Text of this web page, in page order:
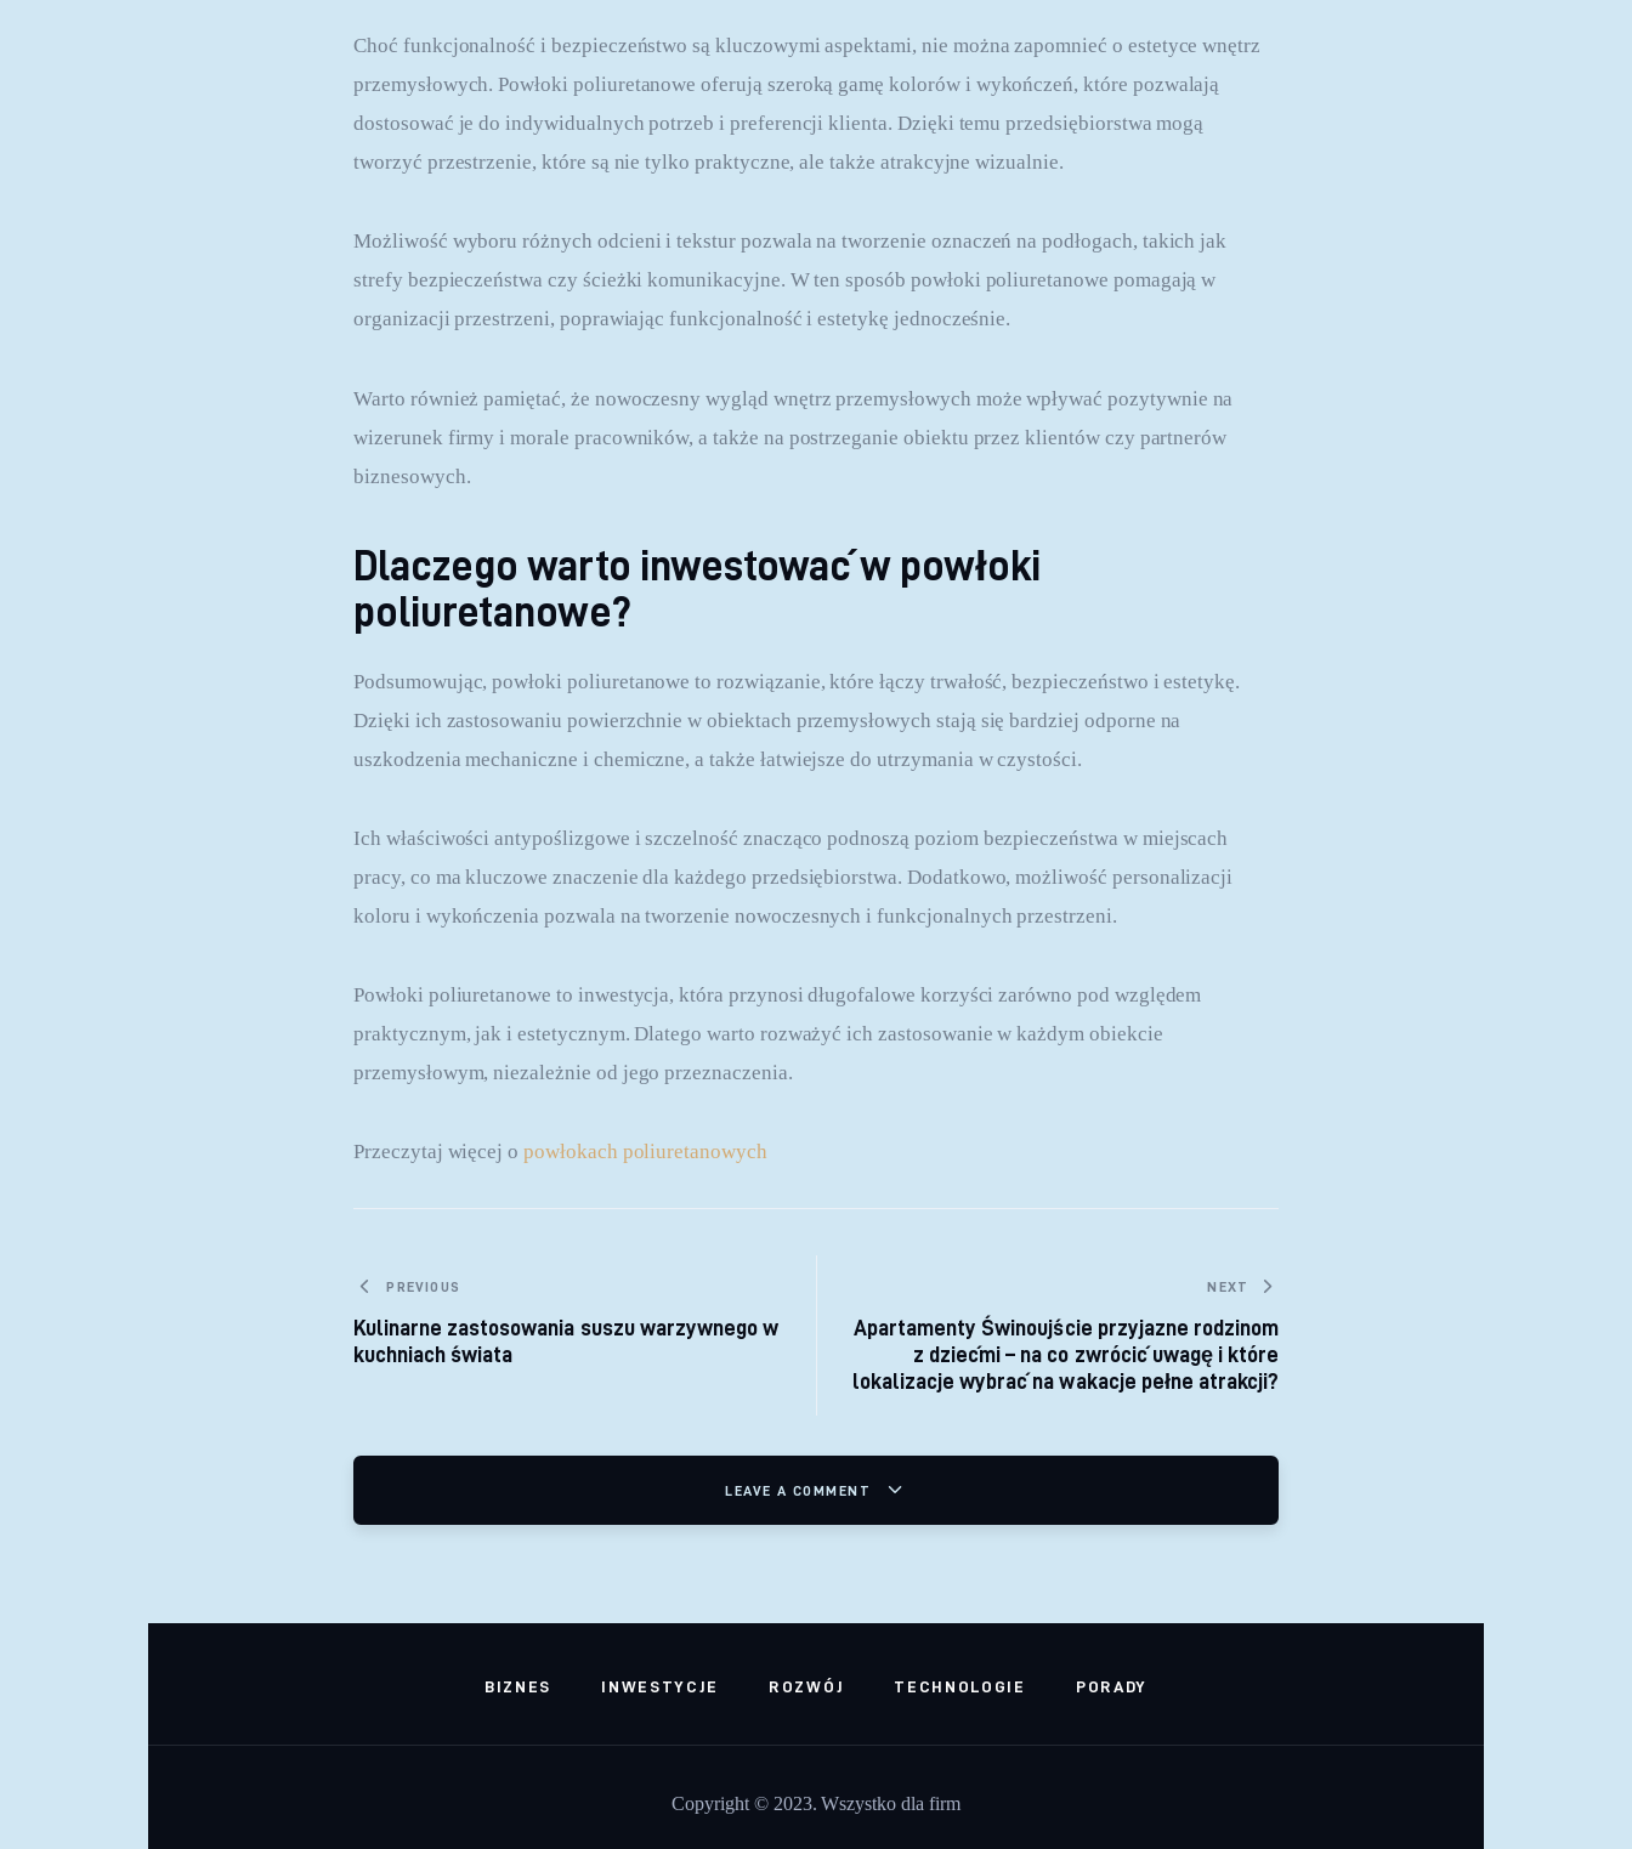
Choć funkcjonalność i bezpieczeństwo są kluczowymi aspektami, nie można zapomnieć o estetyce wnętrz
przemysłowych. Powłoki poliuretanowe oferują szeroką gamę kolorów i wykończeń, które pozwalają
dostosować je do indywidualnych potrzeb i preferencji klienta. Dzięki temu przedsiębiorstwa mogą
tworzyć przestrzenie, które są nie tylko praktyczne, ale także atrakcyjne wizualnie.
Możliwość wyboru różnych odcieni i tekstur pozwala na tworzenie oznaczeń na podłogach, takich jak
strefy bezpieczeństwa czy ścieżki komunikacyjne. W ten sposób powłoki poliuretanowe pomagają w
organizacji przestrzeni, poprawiając funkcjonalność i estetykę jednocześnie.
Warto również pamiętać, że nowoczesny wygląd wnętrz przemysłowych może wpływać pozytywnie na
wizerunek firmy i morale pracowników, a także na postrzeganie obiektu przez klientów czy partnerów
biznesowych.
Dlaczego warto inwestować w powłoki
poliuretanowe?
Podsumowując, powłoki poliuretanowe to rozwiązanie, które łączy trwałość, bezpieczeństwo i estetykę.
Dzięki ich zastosowaniu powierzchnie w obiektach przemysłowych stają się bardziej odporne na
uszkodzenia mechaniczne i chemiczne, a także łatwiejsze do utrzymania w czystości.
Ich właściwości antypoślizgowe i szczelność znacząco podnoszą poziom bezpieczeństwa w miejscach
pracy, co ma kluczowe znaczenie dla każdego przedsiębiorstwa. Dodatkowo, możliwość personalizacji
koloru i wykończenia pozwala na tworzenie nowoczesnych i funkcjonalnych przestrzeni.
Powłoki poliuretanowe to inwestycja, która przynosi długofalowe korzyści zarówno pod względem
praktycznym, jak i estetycznym. Dlatego warto rozważyć ich zastosowanie w każdym obiekcie
przemysłowym, niezależnie od jego przeznaczenia.
Przeczytaj więcej o powłokach poliuretanowych
Nawigacja wpisu
PREVIOUS
Kulinarne zastosowania suszu warzywnego w
kuchniach świata
NEXT
Apartamenty Świnoujście przyjazne rodzinom
z dziećmi – na co zwrócić uwagę i które
lokalizacje wybrać na wakacje pełne atrakcji?
LEAVE A COMMENT
BIZNES INWESTYCJE ROZWÓJ TECHNOLOGIE PORADY
Copyright © 2023. Wszystko dla firm